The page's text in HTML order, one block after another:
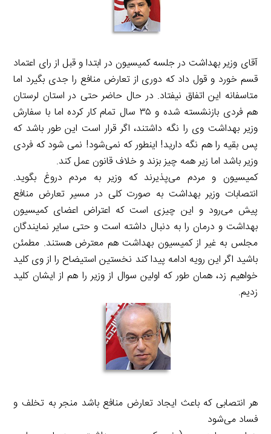
آقای وزیر بهداشت در جلسه کمیسیون در ابتدا و قبل از رای اعتماد
قسم خورد و قول داد که دوری از تعارض منافع را جدی بگیرد اما
متاسفانه این اتفاق نیفتاد. در حال حاضر حتی در استان لرستان
هم فردی بازنشسته شده و ۳۵ سال تمام کار کرده اما با سفارش
وزیر بهداشت وی را نگه داشتند، اگر قرار است این طور باشد که
پس بقیه را هم نگه دارید! اینطور که نمی‌شود! نمی شود که فردی
وزیر باشد اما زیر همه چیز بزند و خلاف قانون عمل کند.
کمیسیون و مردم می‌پذیرند که وزیر به مردم دروغ بگوید.
انتصابات وزیر بهداشت به صورت کلی در مسیر تعارض منافع
پیش می‌رود و این چیزی است که اعتراض اعضای کمیسیون
بهداشت و درمان را به دنبال داشته است و حتی سایر نمایندگان
مجلس به غیر از کمیسیون بهداشت هم معترض هستند. مطمئن
باشید اگر این رویه ادامه پیدا کند نخستین استیضاح را از وی کلید
خواهیم زد، همان طور که اولین سوال از وزیر را هم از ایشان کلید
زدیم.
هر انتصابی که باعث ایجاد تعارض منافع باشد منجر به تخلف و
فساد می‌شود